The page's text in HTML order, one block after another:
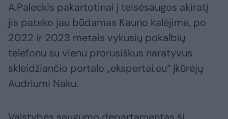
A.Paleckis pakartotinai į teisėsaugos akiratį
jis pateko jau būdamas Kauno kalėjime, po
2022 ir 2023 metais vykusių pokalbių
telefonu su vienu prorusiškus naratyvus
skleidžiančio portalo „ekspertai.eu“ įkūrėjų
Audriumi Naku.